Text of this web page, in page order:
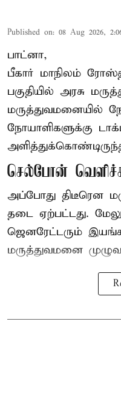
Published on: 08 Aug 2026,
பாட்னா,
பீகார் மாநிலம்
பகுதியில் அரசு
மருத்துவமனையில்
நோயாளிகளுக்கு
செல்போன்
அப்போது திடீரென
தடை ஏற்பட்டது.
ஜெனரேட்டரும்
மருத்துவமனை